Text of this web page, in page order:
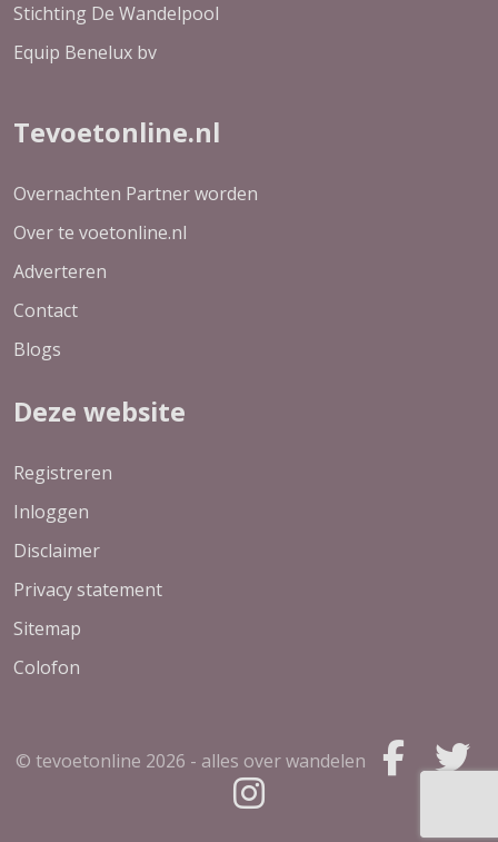
Stichting De Wandelpool
Equip Benelux bv
Tevoetonline.nl
Overnachten Partner worden
Over te voetonline.nl
Adverteren
Contact
Blogs
Deze website
Registreren
Inloggen
Disclaimer
Privacy statement
Sitemap
Colofon
© tevoetonline 2026 - alles over wandelen